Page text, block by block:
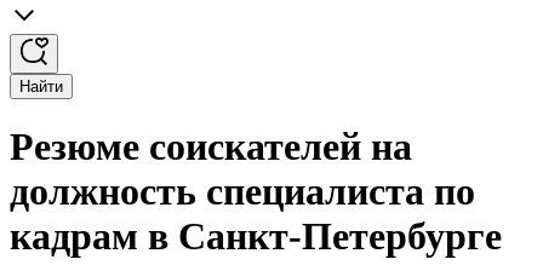
Найти
Резюме соискателей на
должность специалиста по
кадрам в Санкт-Петербурге